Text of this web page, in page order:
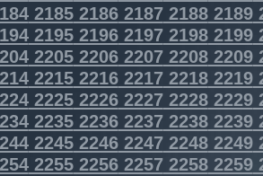
21852186218721882189
21952196219721982199
22052206220722082209
22152216221722182219
22252226222722282229
22352236223722382239
22452246224722482249
22552256225722582259